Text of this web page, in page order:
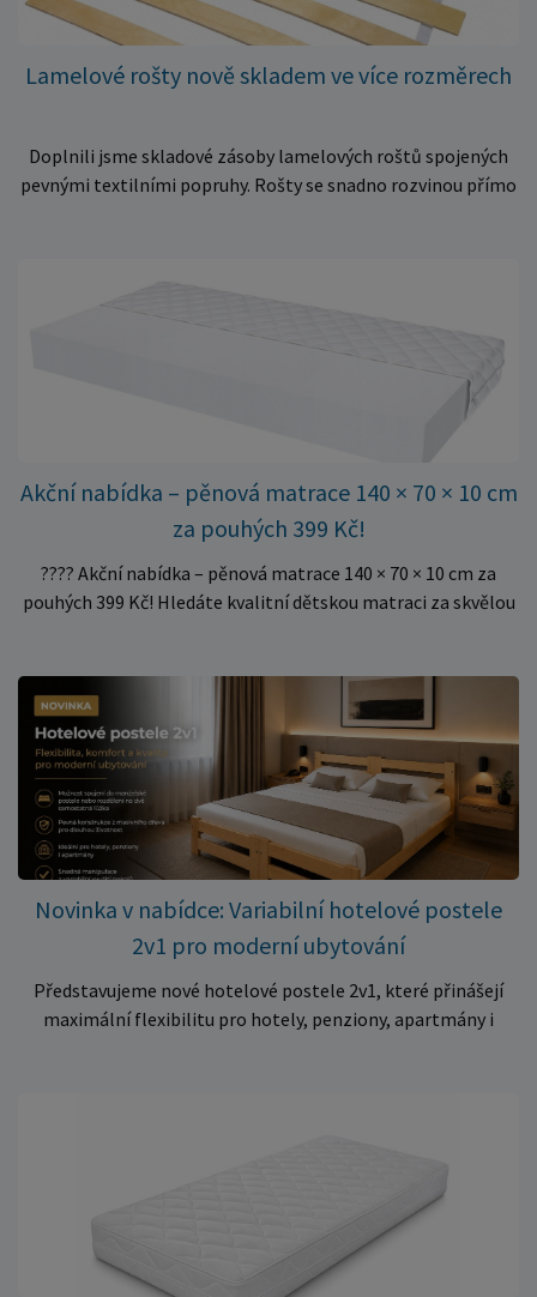
Lamelové rošty nově skladem ve více rozměrech
Doplnili jsme skladové zásoby lamelových roštů spojených
pevnými textilními popruhy. Rošty se snadno rozvinou přímo
množství kusů, proto můžeme objednávky rychle expedovat.
Vyberte si vhodný rozměr a dopřejte své matraci kvalitní
podklad za výhodnou cenu.
Akční nabídka – pěnová matrace 140 × 70 × 10 cm
za pouhých 399 Kč!
???? Akční nabídka – pěnová matrace 140 × 70 × 10 cm za
pouhých 399 Kč! Hledáte kvalitní dětskou matraci za skvělou
✅ Pohodlné pěnové jádro pro komfortní spánek dítěte ✅
Skvělá volba do dětských postýlek ✅ Výjimečně výhodná cena
– jen 399 Kč Využijte této mimořádné nabídky a pořiďte
kvalitní matraci za cenu, která patří k nejvýhodnějším na
trhu. Akce platí pouze do vyprodání zásob. Nakupujte chytře a
ušetřete!
Novinka v nabídce: Variabilní hotelové postele
2v1 pro moderní ubytování
Představujeme nové hotelové postele 2v1, které přinášejí
maximální flexibilitu pro hotely, penziony, apartmány i
stabilitu a dlouhou životnost. Robustní konstrukce z
kvalitního masivního dřeva zajistí spolehlivé používání i při
každodenním zatížení v komerčních provozech. Hlavní
výhody hotelových postelí ✔ Možnost spojení do manželské